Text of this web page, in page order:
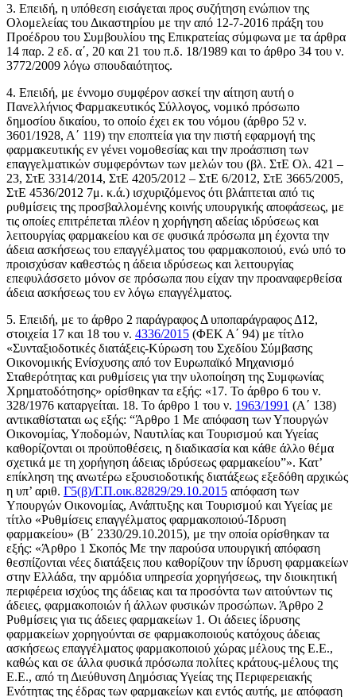
3. Επειδή, η υπόθεση εισάγεται προς συζήτηση ενώπιον της
Ολομελείας του Δικαστηρίου με την από 12-7-2016 πράξη του
Προέδρου του Συμβουλίου της Επικρατείας σύμφωνα με τα άρθρα
14 παρ. 2 εδ. α΄, 20 και 21 του π.δ. 18/1989 και το άρθρο 34 του ν.
3772/2009 λόγω σπουδαιότητος.
4. Επειδή, με έννομο συμφέρον ασκεί την αίτηση αυτή ο
Πανελλήνιος Φαρμακευτικός Σύλλογος, νομικό πρόσωπο
δημοσίου δικαίου, το οποίο έχει εκ του νόμου (άρθρο 52 ν.
3601/1928, Α΄ 119) την εποπτεία για την πιστή εφαρμογή της
φαρμακευτικής εν γένει νομοθεσίας και την προάσπιση των
επαγγελματικών συμφερόντων των μελών του (βλ. ΣτΕ Ολ. 421 –
23, ΣτΕ 3314/2014, ΣτΕ 4205/2012 – ΣτΕ 6/2012, ΣτΕ 3665/2005,
ΣτΕ 4536/2012 7μ. κ.ά.) ισχυριζόμενος ότι βλάπτεται από τις
ρυθμίσεις της προσβαλλομένης κοινής υπουργικής αποφάσεως, με
τις οποίες επιτρέπεται πλέον η χορήγηση αδείας ιδρύσεως και
λειτουργίας φαρμακείου και σε φυσικά πρόσωπα μη έχοντα την
άδεια ασκήσεως του επαγγέλματος του φαρμακοποιού, ενώ υπό το
προισχύσαν καθεστώς η άδεια ιδρύσεως και λειτουργίας
επεφυλάσσετο μόνον σε πρόσωπα που είχαν την προαναφερθείσα
άδεια ασκήσεως του εν λόγω επαγγέλματος.
5. Επειδή, με το άρθρο 2 παράγραφος Δ υποπαράγραφος Δ12,
στοιχεία 17 και 18 του ν. 4336/2015 (ΦΕΚ Α΄ 94) με τίτλο
«Συνταξιοδοτικές διατάξεις-Κύρωση του Σχεδίου Σύμβασης
Οικονομικής Ενίσχυσης από τον Ευρωπαϊκό Μηχανισμό
Σταθερότητας και ρυθμίσεις για την υλοποίηση της Συμφωνίας
Χρηματοδότησης» ορίσθηκαν τα εξής: «17. Το άρθρο 6 του ν.
328/1976 καταργείται. 18. Το άρθρο 1 του ν. 1963/1991 (Α΄ 138)
αντικαθίσταται ως εξής: “Άρθρο 1 Με απόφαση των Υπουργών
Οικονομίας, Υποδομών, Ναυτιλίας και Τουρισμού και Υγείας
καθορίζονται οι προϋποθέσεις, η διαδικασία και κάθε άλλο θέμα
σχετικά με τη χορήγηση άδειας ιδρύσεως φαρμακείου”». Κατ’
επίκληση της ανωτέρω εξουσιοδοτικής διατάξεως εξεδόθη αρχικώς
η υπ’ αριθ. Γ5(β)/Γ.Π.οικ.82829/29.10.2015 απόφαση των
Υπουργών Οικονομίας, Ανάπτυξης και Τουρισμού και Υγείας με
τίτλο «Ρυθμίσεις επαγγέλματος φαρμακοποιού-Ίδρυση
φαρμακείου» (Β΄ 2330/29.10.2015), με την οποία ορίσθηκαν τα
εξής: «Άρθρο 1 Σκοπός Με την παρούσα υπουργική απόφαση
θεσπίζονται νέες διατάξεις που καθορίζουν την ίδρυση φαρμακείων
στην Ελλάδα, την αρμόδια υπηρεσία χορηγήσεως, την διοικητική
περιφέρεια ισχύος της άδειας και τα προσόντα των αιτούντων τις
άδειες, φαρμακοποιών ή άλλων φυσικών προσώπων. Άρθρο 2
Ρυθμίσεις για τις άδειες φαρμακείων 1. Οι άδειες ίδρυσης
φαρμακείων χορηγούνται σε φαρμακοποιούς κατόχους άδειας
ασκήσεως επαγγέλματος φαρμακοποιού χώρας μέλους της Ε.Ε.,
καθώς και σε άλλα φυσικά πρόσωπα πολίτες κράτους-μέλους της
Ε.Ε., από τη Διεύθυνση Δημόσιας Υγείας της Περιφερειακής
Ενότητας της έδρας των φαρμακείων και εντός αυτής, με απόφαση